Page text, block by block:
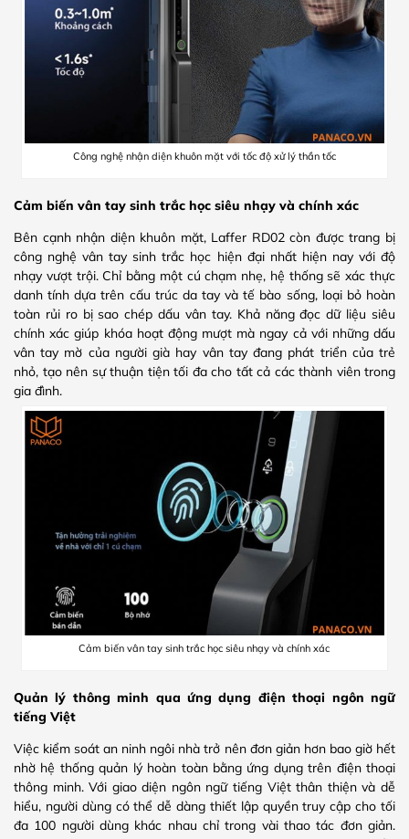
Công nghệ nhận diện khuôn mặt với tốc độ xử lý thần tốc
Cảm biến vân tay sinh trắc học siêu nhạy và chính xác
Bên cạnh nhận diện khuôn mặt, Laffer RD02 còn được trang bị
công nghệ vân tay sinh trắc học hiện đại nhất hiện nay với độ
nhạy vượt trội. Chỉ bằng một cú chạm nhẹ, hệ thống sẽ xác thực
danh tính dựa trên cấu trúc da tay và tế bào sống, loại bỏ hoàn
toàn rủi ro bị sao chép dấu vân tay. Khả năng đọc dữ liệu siêu
chính xác giúp khóa hoạt động mượt mà ngay cả với những dấu
vân tay mờ của người già hay vân tay đang phát triển của trẻ
nhỏ, tạo nên sự thuận tiện tối đa cho tất cả các thành viên trong
gia đình.
Cảm biến vân tay sinh trắc học siêu nhạy và chính xác
Quản lý thông minh qua ứng dụng điện thoại ngôn ngữ
tiếng Việt
Việc kiểm soát an ninh ngôi nhà trở nên đơn giản hơn bao giờ hết
nhờ hệ thống quản lý hoàn toàn bằng ứng dụng trên điện thoại
thông minh. Với giao diện ngôn ngữ tiếng Việt thân thiện và dễ
hiểu, người dùng có thể dễ dàng thiết lập quyền truy cập cho tối
đa 100 người dùng khác nhau chỉ trong vài thao tác đơn giản.